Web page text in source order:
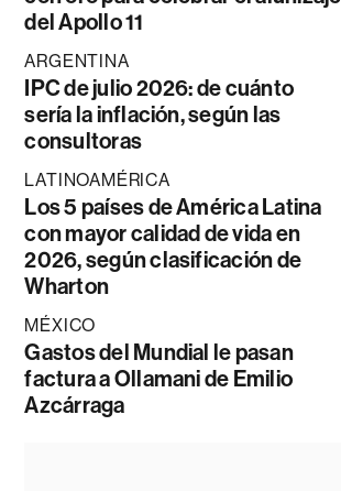
del Apollo 11
ARGENTINA
IPC de julio 2026: de cuánto
sería la inflación, según las
consultoras
LATINOAMÉRICA
Los 5 países de América Latina
con mayor calidad de vida en
2026, según clasificación de
Wharton
MÉXICO
Gastos del Mundial le pasan
factura a Ollamani de Emilio
Azcárraga